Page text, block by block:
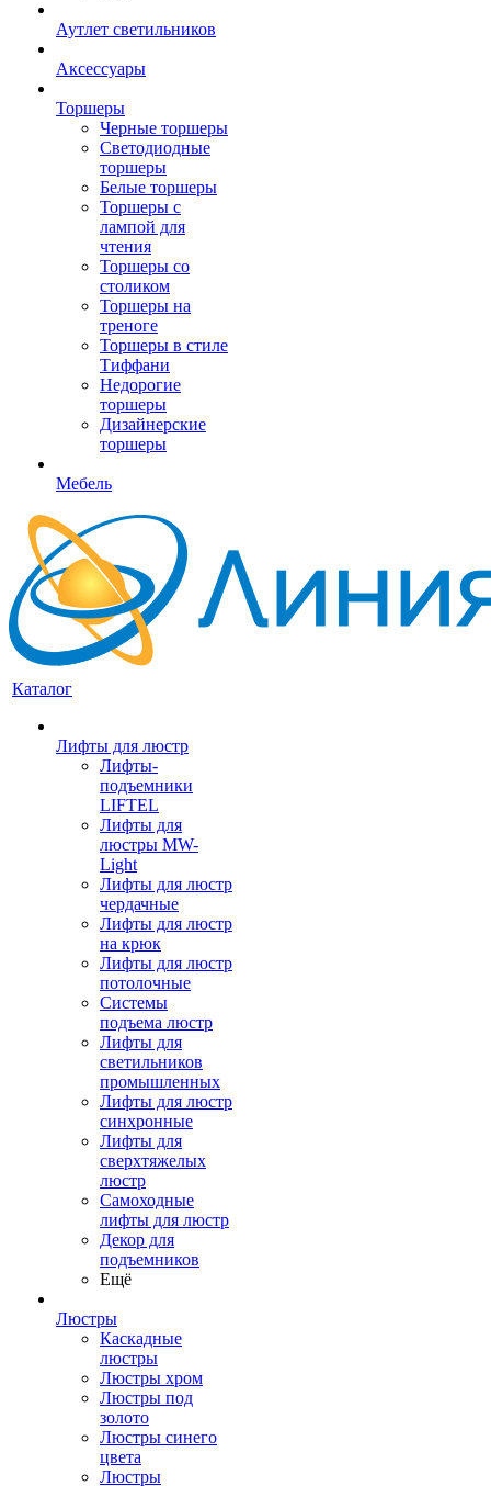
Аутлет светильников
Аксессуары
Торшеры
Черные торшеры
Светодиодные
торшеры
Белые торшеры
Торшеры с
лампой для
чтения
Торшеры со
столиком
Торшеры на
треноге
Торшеры в стиле
Тиффани
Недорогие
торшеры
Дизайнерские
торшеры
Мебель
Каталог
Лифты для люстр
Лифты-
подъемники
LIFTEL
Лифты для
люстры MW-
Light
Лифты для люстр
чердачные
Лифты для люстр
на крюк
Лифты для люстр
потолочные
Системы
подъема люстр
Лифты для
светильников
промышленных
Лифты для люстр
синхронные
Лифты для
сверхтяжелых
люстр
Самоходные
лифты для люстр
Декор для
подъемников
Ещё
Люстры
Каскадные
люстры
Люстры хром
Люстры под
золото
Люстры синего
цвета
Люстры